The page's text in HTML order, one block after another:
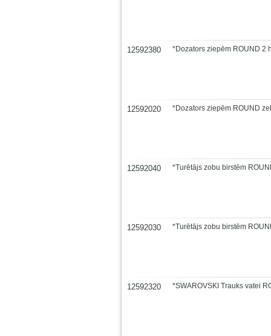
12592380 *Dozators ziepēm ROUND 2
12592020 *Dozators ziepēm ROUND
12592040 *Turētājs zobu birstēm
12592030 *Turētājs zobu birstēm
12592320 *SWAROVSKI Trauks vatei